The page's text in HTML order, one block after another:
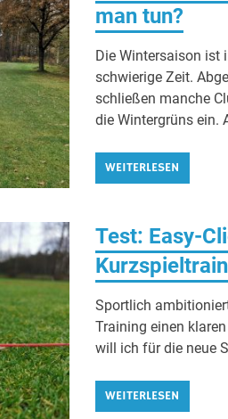
man tun?
Die Wintersaison ist
schwierige Zeit.
schließen manche
die Wintergrüns ein.
WEITERLESEN
Test: Easy-
Sportlich
Training einen
will ich für die neue
WEITERLESEN